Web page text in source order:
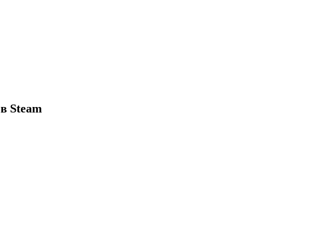
Steam